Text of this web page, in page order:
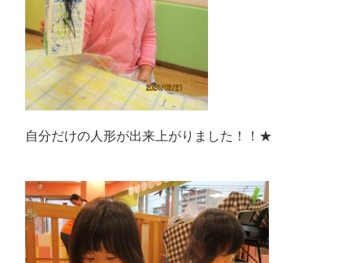
自分だけの人形が出来上がりました！！★